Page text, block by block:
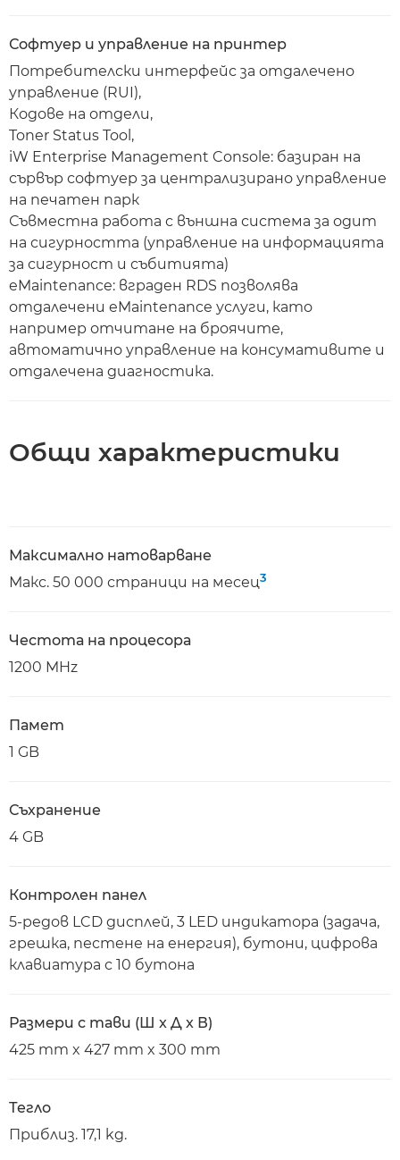
Софтуер и управление на принтер
Потребителски интерфейс за отдалечено
управление (RUI),
Кодове на отдели,
Toner Status Tool,
iW Enterprise Management Console: базиран на
сървър софтуер за централизирано управление
на печатен парк
Съвместна работа с външна система за одит
на сигурността (управление на информацията
за сигурност и събитията)
eMaintenance: вграден RDS позволява
отдалечени eMaintenance услуги, като
например отчитане на броячите,
автоматично управление на консумативите и
отдалечена диагностика.
Общи характеристики
Максимално натоварване
Макс. 50 000 страници на месец3
Честота на процесора
1200 MHz
Памет
1 GB
Съхранение
4 GB
Контролен панел
5-редов LCD дисплей, 3 LED индикатора (задача,
грешка, пестене на енергия), бутони, цифрова
клавиатура с 10 бутона
Размери с тави (Ш x Д x В)
425 mm x 427 mm x 300 mm
Тегло
Приблиз. 17,1 kg.